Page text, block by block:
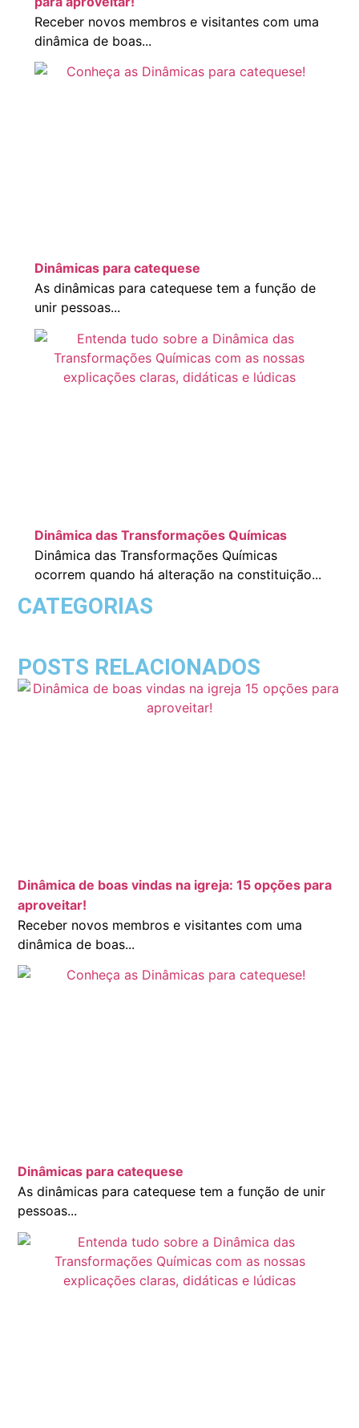
Receber novos membros e visitantes com uma
dinâmica de boas...
Dinâmicas para catequese
As dinâmicas para catequese tem a função de
unir pessoas...
Dinâmica das Transformações Químicas
Dinâmica das Transformações Químicas
ocorrem quando há alteração na constituição...
CATEGORIAS
POSTS RELACIONADOS
Dinâmica de boas vindas na igreja: 15 opções para
aproveitar!
Receber novos membros e visitantes com uma
dinâmica de boas...
Dinâmicas para catequese
As dinâmicas para catequese tem a função de unir
pessoas...